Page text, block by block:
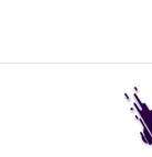
content